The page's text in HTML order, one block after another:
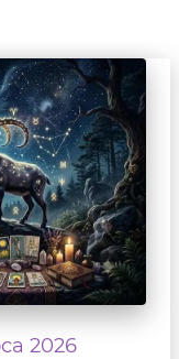
2026